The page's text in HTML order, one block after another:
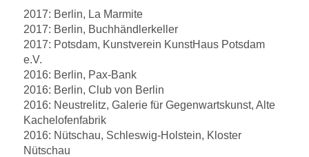
2017: Berlin, La Marmite
2017: Berlin, Buchhändlerkeller
2017: Potsdam, Kunstverein KunstHaus Potsdam
e.V.
2016: Berlin, Pax-Bank
2016: Berlin, Club von Berlin
2016: Neustrelitz, Galerie für Gegenwartskunst, Alte
Kachelofenfabrik
2016: Nütschau, Schleswig-Holstein, Kloster
Nütschau